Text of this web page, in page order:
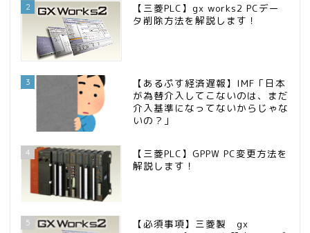
2
【三菱PLC】gx works2 PCデー
タ削除方法を解説します！
3
【あるぷす経済遅報】IMF「日本
が為替介入してこないのは、まだ
介入基準になってないからじゃな
いの？」
4
【三菱PLC】GPPW PC変更方法を
解説します！
5
【必須事項】三菱製 gx